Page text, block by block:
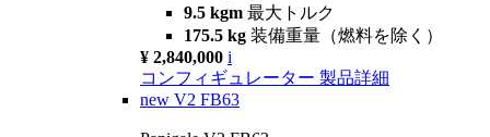
9.5 kgm 最大トルク
175.5 kg 装備重量（燃料を除く）
¥ 2,840,000 i
コンフィギュレーター 製品詳細
new V2 FB63